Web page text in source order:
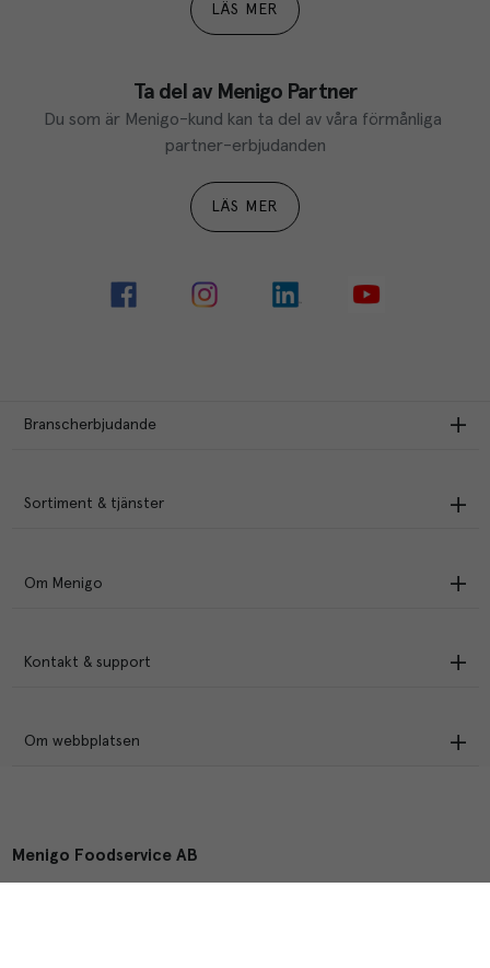
LÄS MER
Ta del av Menigo Partner
Du som är Menigo-kund kan ta del av våra förmånliga
partner-erbjudanden
LÄS MER
Branscherbjudande
Sortiment & tjänster
Om Menigo
Kontakt & support
Om webbplatsen
Menigo Foodservice AB